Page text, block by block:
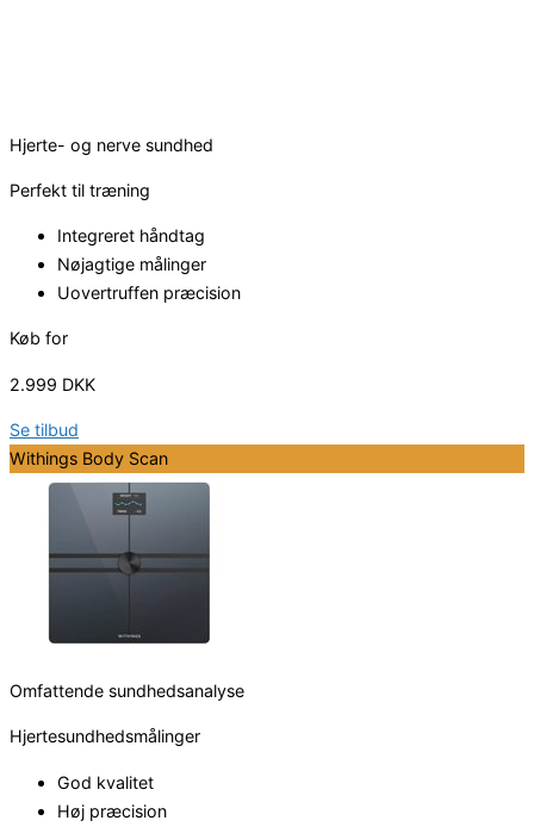
Hjerte- og nerve sundhed
Perfekt til træning
Integreret håndtag
Nøjagtige målinger
Uovertruffen præcision
Køb for
2.999 DKK
Se tilbud
Withings Body Scan
Omfattende sundhedsanalyse
Hjertesundhedsmålinger
God kvalitet
Høj præcision